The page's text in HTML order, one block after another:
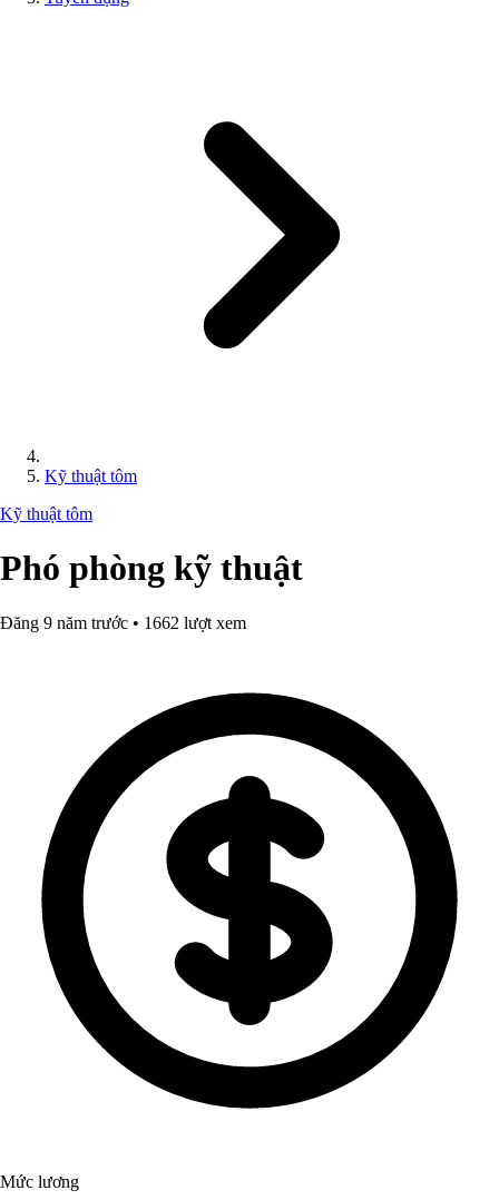
Kỹ thuật tôm
Kỹ thuật tôm
Phó phòng kỹ thuật
Đăng 9 năm trước • 1662 lượt xem
Mức lương